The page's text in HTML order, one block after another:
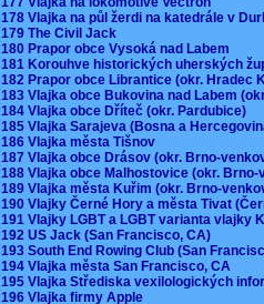
178 Vlajka na půl žerdi na katedrále v
179 The Civil Jack
180 Prapor obce Vysoká nad Labem
181 Korouhve historických uherských
182 Prapor obce Librantice (okr. Hradec
183 Vlajka obce Bukovina nad Labem
184 Vlajka obce Dříteč (okr. Pardubice)
185 Vlajka Sarajeva (Bosna a
186 Vlajka města Tišnov
187 Vlajka obce Drásov (okr. Brno-
188 Vlajka obce Malhostovice (okr.
189 Vlajka města Kuřim (okr. Brno-
190 Vlajky Černé Hory a města Tivat
191 Vlajky LGBT a LGBT varianta vlajky
192 US Jack (San Francisco, CA)
193 South End Rowing Club (San
194 Vlajka města San Francisco, CA
195 Vlajka Střediska vexilologických
196 Vlajka firmy Apple